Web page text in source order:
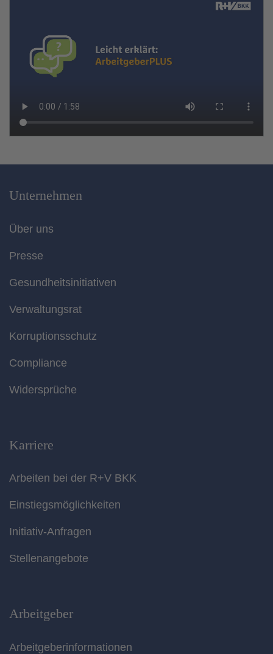
Unternehmen
Über uns
Presse
Gesundheitsinitiativen
Verwaltungsrat
Korruptionsschutz
Compliance
Widersprüche
Karriere
Arbeiten bei der R+V BKK
Einstiegsmöglichkeiten
Initiativ-Anfragen
Stellenangebote
Arbeitgeber
Arbeitgeberinformationen